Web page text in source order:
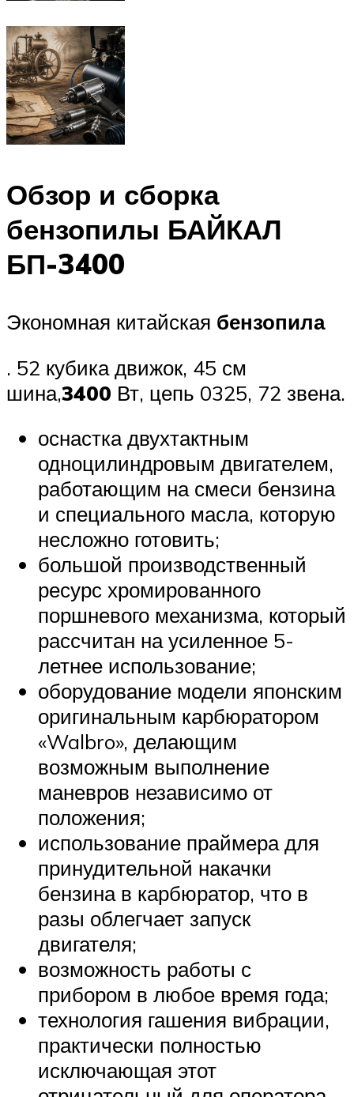
Обзор и сборка
бензопилы БАЙКАЛ
БП-3400
Экономная китайская бензопила
. 52 кубика движок, 45 см
шина,3400 Вт, цепь 0325, 72 звена.
оснастка двухтактным
одноцилиндровым двигателем,
работающим на смеси бензина
и специального масла, которую
несложно готовить;
большой производственный
ресурс хромированного
поршневого механизма, который
рассчитан на усиленное 5-
летнее использование;
оборудование модели японским
оригинальным карбюратором
«Walbro», делающим
возможным выполнение
маневров независимо от
положения;
использование праймера для
принудительной накачки
бензина в карбюратор, что в
разы облегчает запуск
двигателя;
возможность работы с
прибором в любое время года;
технология гашения вибрации,
практически полностью
исключающая этот